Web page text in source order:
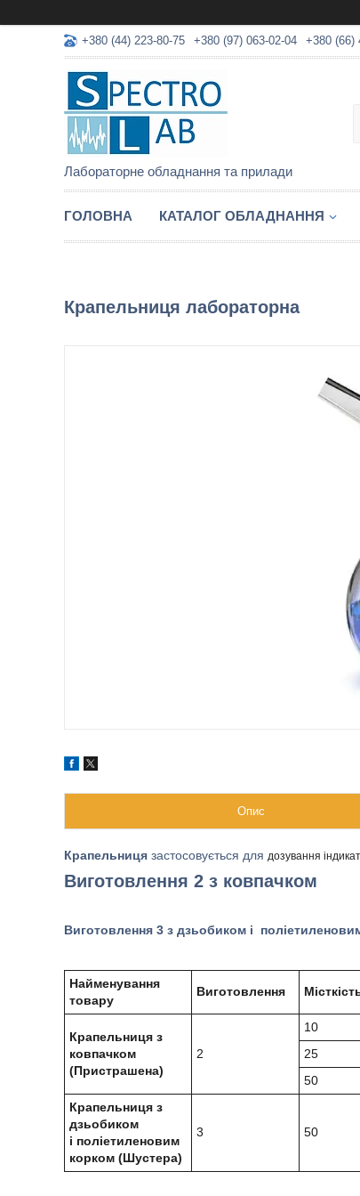
+380 (44) 223-80-75 +380 (97) 063-02-04 +380 (66)
Лабораторне обладнання та прилади
ГОЛОВНА КАТАЛОГ ОБЛАДНАННЯ
Крапельниця лабораторна
Опис
Крапельниця застосовується для дозування
Виготовлення 2 з ковпачком
Виготовлення 3 з дзьобиком і
Найменування
товару
Виготовлення
Крапельниця з
ковпачком
(Пристрашена)
2
10
25
50
Крапельниця з
дзьобиком
і поліетиленовим
корком (Шустера)
3 50